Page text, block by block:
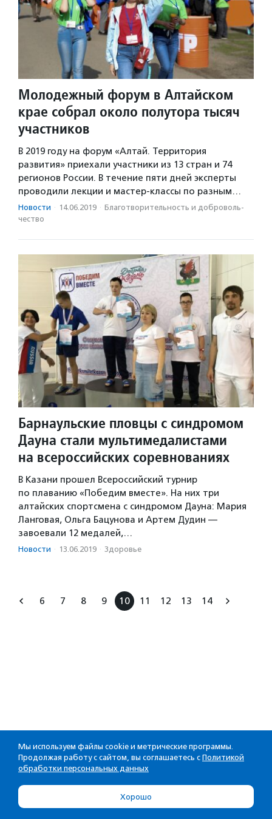
Молодежный форум в Алтайском
крае собрал около полутора тысяч
участников
В 2019 году на форум «Алтай. Территория
развития» приехали участники из 13 стран и 74
регионов России. В течение пяти дней эксперты
проводили лекции и мастер-классы по разным…
Новости · 14.06.2019 · Благотвори­тель­ность и доброволь­
чест­во
Барнаульские пловцы с синдромом
Дауна стали мультимедалистами
на всероссийских соревнованиях
В Казани прошел Всероссийский турнир
по плаванию «Победим вместе». На них три
алтайских спортсмена с синдромом Дауна: Мария
Ланговая, Ольга Бацунова и Артем Дудин —
завоевали 12 медалей,…
Новости · 13.06.2019 · Здоровье
6 7 8 9 10 11 12 13 14
Мы используем файлы cookie и метрические программы.
Продолжая работу с сайтом, вы соглашаетесь с Политикой
обработки персональных данных
Хорошо